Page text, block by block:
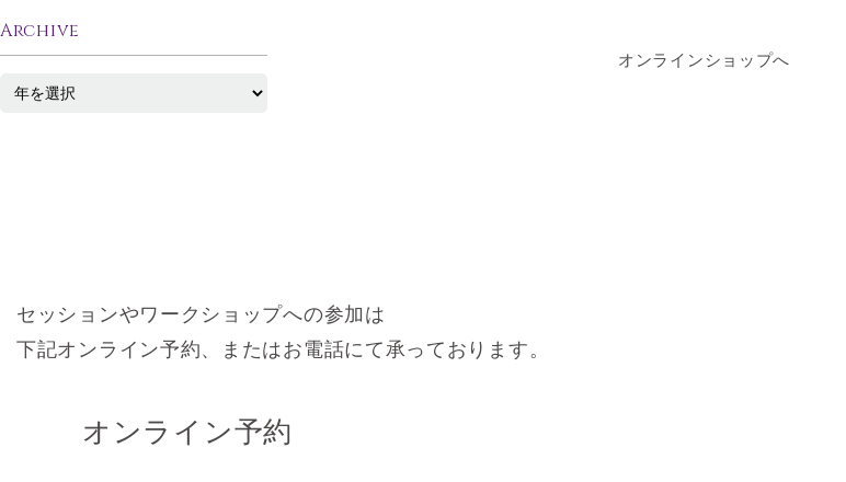
Archive
オンラインショップへ
セッションやワークショップへの参加は
下記オンライン予約、またはお電話にて承っております。
オンライン予約